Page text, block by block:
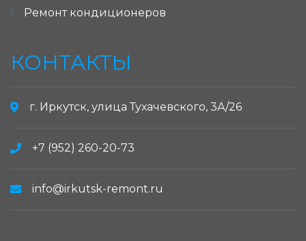
Ремонт кондиционеров
КОНТАКТЫ
г. Иркутск, улица Тухачевского, 3А/26
+7 (952) 260-20-73
info@irkutsk-remont.ru